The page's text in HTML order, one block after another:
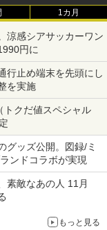
1カ月
涼感シアサッカーワン
円に
行止め端末を先頭にし
を実施
トクだ値スペシャル
グッズ公開。図録/ミ
ンドコラボが実現
素敵なあの人 11月
もっと見る